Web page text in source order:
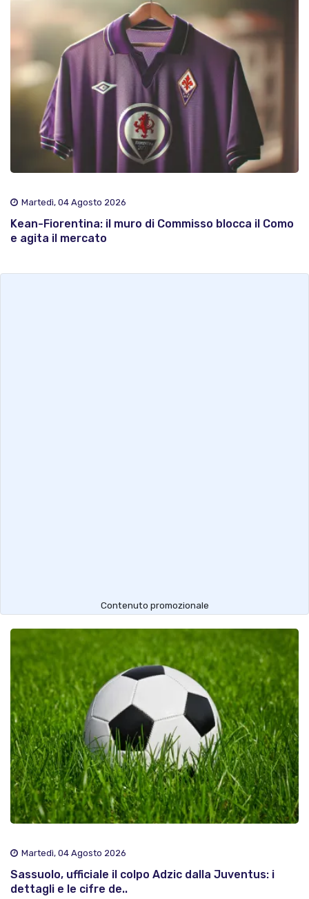
Martedì, 04 Agosto 2026
Kean-Fiorentina: il muro di Commisso blocca il Como
e agita il mercato
Contenuto promozionale
Martedì, 04 Agosto 2026
Sassuolo, ufficiale il colpo Adzic dalla Juventus: i
dettagli e le cifre de..